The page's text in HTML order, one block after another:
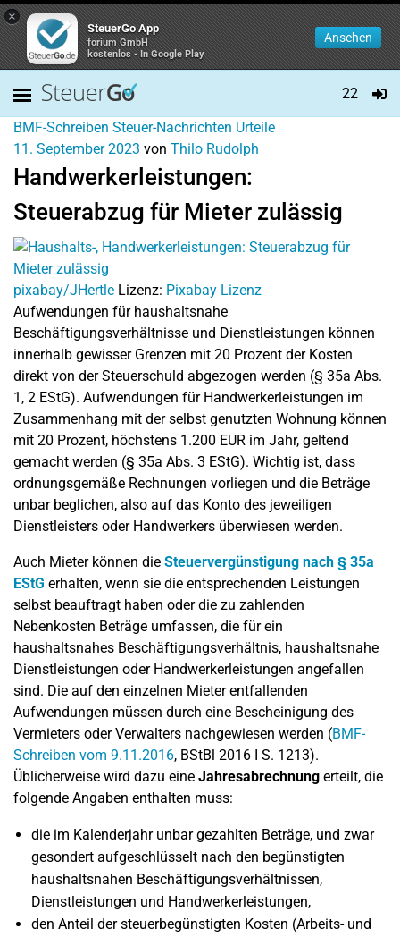
×
SteuerGo App
forium GmbH
kostenlos - In Google Play
Ansehen
22
BMF-Schreiben Steuer-Nachrichten Urteile
11. September 2023 von Thilo Rudolph
Handwerkerleistungen:
Steuerabzug für Mieter zulässig
pixabay/JHertle Lizenz: Pixabay Lizenz
Aufwendungen für haushaltsnahe
Beschäftigungsverhältnisse und Dienstleistungen können
innerhalb gewisser Grenzen mit 20 Prozent der Kosten
direkt von der Steuerschuld abgezogen werden (§ 35a Abs.
1, 2 EStG). Aufwendungen für Handwerkerleistungen im
Zusammenhang mit der selbst genutzten Wohnung können
mit 20 Prozent, höchstens 1.200 EUR im Jahr, geltend
gemacht werden (§ 35a Abs. 3 EStG). Wichtig ist, dass
ordnungsgemäße Rechnungen vorliegen und die Beträge
unbar beglichen, also auf das Konto des jeweiligen
Dienstleisters oder Handwerkers überwiesen werden.
Auch Mieter können die Steuervergünstigung nach § 35a
EStG erhalten, wenn sie die entsprechenden Leistungen
selbst beauftragt haben oder die zu zahlenden
Nebenkosten Beträge umfassen, die für ein
haushaltsnahes Beschäftigungsverhältnis, haushaltsnahe
Dienstleistungen oder Handwerkerleistungen angefallen
sind. Die auf den einzelnen Mieter entfallenden
Aufwendungen müssen durch eine Bescheinigung des
Vermieters oder Verwalters nachgewiesen werden (BMF-
Schreiben vom 9.11.2016, BStBl 2016 I S. 1213).
Üblicherweise wird dazu eine Jahresabrechnung erteilt, die
folgende Angaben enthalten muss:
die im Kalenderjahr unbar gezahlten Beträge, und zwar
gesondert aufgeschlüsselt nach den begünstigten
haushaltsnahen Beschäftigungsverhältnissen,
Dienstleistungen und Handwerkerleistungen,
den Anteil der steuerbegünstigten Kosten (Arbeits- und